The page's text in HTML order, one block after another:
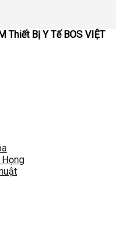
Thiết Bị Y Tế BOS VIỆT